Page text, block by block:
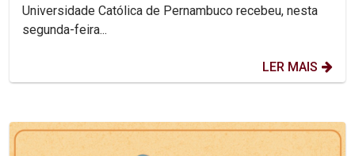
Universidade Católica de Pernambuco recebeu, nesta
segunda-feira...
LER MAIS